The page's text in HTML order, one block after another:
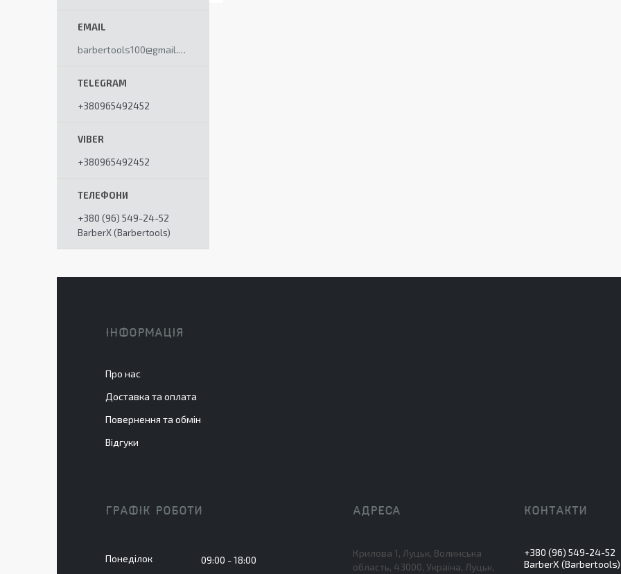
barbertools100@gmail.com
+380965492452
+380965492452
+380 (96) 549-24-52
BarberX (Barbertools)
ІНФОРМАЦІЯ
Про нас
Доставка та оплата
Повернення та обмін
Відгуки
ГРАФІК РОБОТИ
Понеділок 09:00 18:00
Крилова 1, Луцьк, Волинська
область, 43000, Україна, Луцьк,
+380 (96) 549-24-52
BarberX (Barbertools)